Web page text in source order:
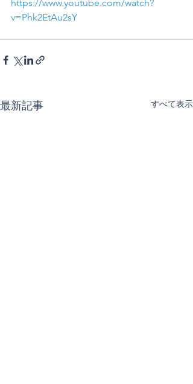
https://www.youtube.com/watch?
v=Phk2EtAu2sY
最新記事 すべて表示